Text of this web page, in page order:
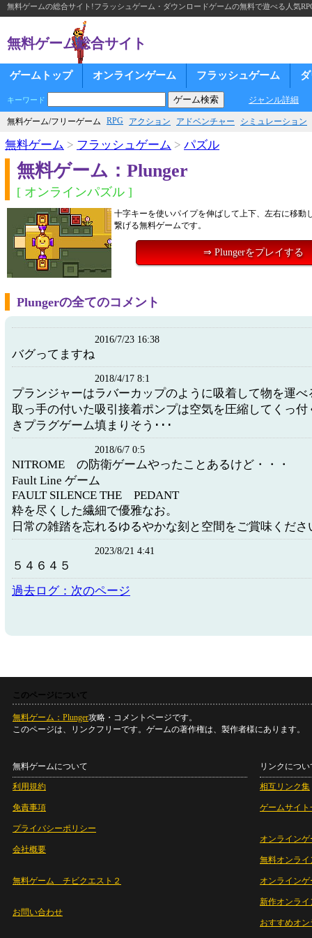
無料ゲームの総合サイト!フラッシュゲーム・ダウンロードゲームの無料で遊べる人気
無料ゲーム総合サイト
ゲームトップ オンラインゲーム フラッシュゲーム
キーワード ジャンル詳細
無料ゲーム/フリーゲーム RPG アクション アドベンチャー シミュレーション
無料ゲーム > フラッシュゲーム > パズル
無料ゲーム：Plunger
[ オンラインパズル ]
十字キーを使いパイプを伸ばして上下、左右に移動
繋げる無料ゲームです。
⇒ Plungerをプレイする
Plungerの全てのコメント
2016/7/23 16:38
バグってますね
2018/4/17 8:1
プランジャーはラバーカップのように吸着して物を運べ
取っ手の付いた吸引接着ポンプは空気を圧縮してくっ付
きプラグゲーム填まりそう･･･
2018/6/7 0:5
NITROME の防衛ゲームやったことあるけど・・・
Fault Line ゲーム
FAULT SILENCE THE PEDANT
粋を尽くした繊細で優雅なお。
日常の雑踏を忘れるゆるやかな刻と空間をご賞味くださ
2023/8/21 4:41
５４６４５
過去ログ：次のページ
このページについて
無料ゲーム：Plunger攻略・コメントページです。
このページは、リンクフリーです。ゲームの著作権は、製作者様にあります。
無料ゲームについて
利用規約
免責事項
プライバシーポリシー
会社概要
無料ゲーム チビクエスト２
お問い合わせ
リンクについ
相互リンク集
ゲームサイト
オンラインゲ
無料オンライ
オンライン
新作オンライ
おすすめオ